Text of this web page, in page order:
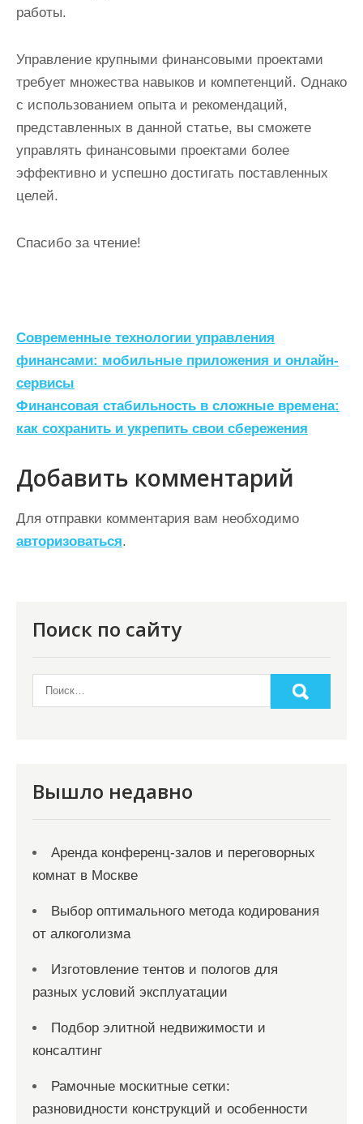
работы.
Управление крупными финансовыми проектами
требует множества навыков и компетенций. Однако
с использованием опыта и рекомендаций,
представленных в данной статье, вы сможете
управлять финансовыми проектами более
эффективно и успешно достигать поставленных
целей.
Спасибо за чтение!
Н
а
в
и
а
ц
и
я
Современные технологии управления
финансами: мобильные приложения и онлайн-
сервисы
Финансовая стабильность в сложные времена:
как сохранить и укрепить свои сбережения
Добавить комментарий
Для отправки комментария вам необходимо
авторизоваться.
Поиск по сайту
Вышло недавно
Аренда конференц-залов и переговорных
комнат в Москве
Выбор оптимального метода кодирования
от алкоголизма
Изготовление тентов и пологов для
разных условий эксплуатации
Подбор элитной недвижимости и
консалтинг
Рамочные москитные сетки:
разновидности конструкций и особенности